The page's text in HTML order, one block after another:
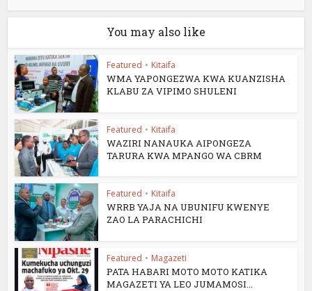
You may also like
Featured • Kitaifa
WMA YAPONGEZWA KWA KUANZISHA
KLABU ZA VIPIMO SHULENI
Featured • Kitaifa
WAZIRI NANAUKA AIPONGEZA
TARURA KWA MPANGO WA CBRM
Featured • Kitaifa
WRRB YAJA NA UBUNIFU KWENYE
ZAO LA PARACHICHI
Featured • Magazeti
PATA HABARI MOTO MOTO KATIKA
MAGAZETI YA LEO JUMAMOSI...